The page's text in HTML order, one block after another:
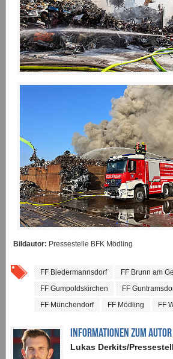
Bildautor: Pressestelle BFK Mödling
FF Biedermannsdorf
FF Brunn am
FF Gumpoldskirchen
FF
FF Münchendorf
FF Mödling FF
INFORMATIONEN ZUM AUTOR
Lukas Derkits/